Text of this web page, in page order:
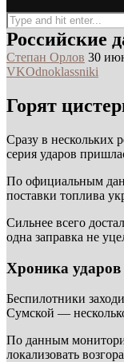
Российские
Степан Орлов 30
VKOdnoklassniki
Горят
Сразу в нескольких
серия ударов
По официальным
поставки топлива
Сильнее всего
одна заправка не
Хроника ударов
Беспилотники
Сумской —
По данным
локализовать